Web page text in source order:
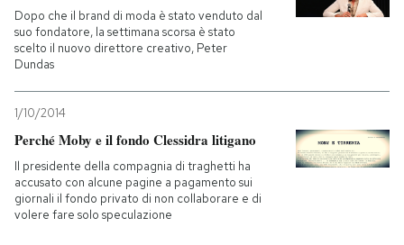
Tecnologia
Internet
Cultura
Economia
Sport
Storie/Idee
Ok Boomer!
Europa
Mondiali calcio 2026
PODCAST
Dopo che il brand di moda è stato venduto dal
suo fondatore, la settimana scorsa è stato
scelto il nuovo direttore creativo, Peter
Dundas
1/10/2014
Perché Moby e il fondo Clessidra litigano
Il presidente della compagnia di traghetti ha
accusato con alcune pagine a pagamento sui
giornali il fondo privato di non collaborare e di
volere fare solo speculazione